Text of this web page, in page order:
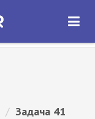
ОТКРЫТЬ
/ Задача 41